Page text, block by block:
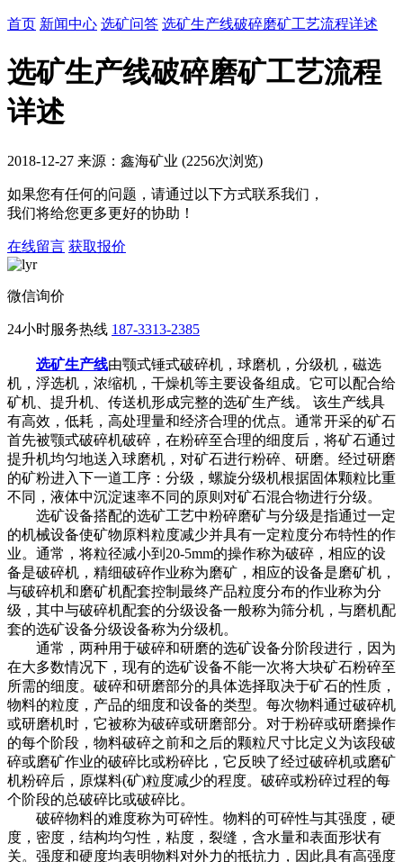
首页 新闻中心 选矿问答 选矿生产线破碎磨矿工艺流程详述
选矿生产线破碎磨矿工艺流程
详述
2018-12-27 来源：鑫海矿业 (2256次浏览)
如果您有任何的问题，请通过以下方式联系我们，
我们将给您更多更好的协助！
在线留言 获取报价
微信询价
24小时服务热线 187-3313-2385
选矿生产线由颚式锤式破碎机，球磨机，分级机，磁选
机，浮选机，浓缩机，干燥机等主要设备组成。它可以配合给
矿机、提升机、传送机形成完整的选矿生产线。 该生产线具
有高效，低耗，高处理量和经济合理的优点。通常开采的矿石
首先被颚式破碎机破碎，在粉碎至合理的细度后，将矿石通过
提升机均匀地送入球磨机，对矿石进行粉碎、研磨。经过研磨
的矿粉进入下一道工序：分级，螺旋分级机根据固体颗粒比重
不同，液体中沉淀速率不同的原则对矿石混合物进行分级。
选矿设备搭配的选矿工艺中粉碎磨矿与分级是指通过一定
的机械设备使矿物原料粒度减少并具有一定粒度分布特性的作
业。通常，将粒径减小到20-5mm的操作称为破碎，相应的设
备是破碎机，精细破碎作业称为磨矿，相应的设备是磨矿机，
与破碎机和磨矿机配套控制最终产品粒度分布的作业称为分
级，其中与破碎机配套的分级设备一般称为筛分机，与磨机配
套的选矿设备分级设备称为分级机。
通常，两种用于破碎和研磨的选矿设备分阶段进行，因为
在大多数情况下，现有的选矿设备不能一次将大块矿石粉碎至
所需的细度。破碎和研磨部分的具体选择取决于矿石的性质，
物料的粒度，产品的细度和设备的类型。每次物料通过破碎机
或研磨机时，它被称为破碎或研磨部分。对于粉碎或研磨操作
的每个阶段，物料破碎之前和之后的颗粒尺寸比定义为该段破
碎或磨矿作业的破碎比或粉碎比，它反映了经过破碎机或磨矿
机粉碎后，原煤料(矿)粒度减少的程度。破碎或粉碎过程的每
个阶段的总破碎比或破碎比。
破碎物料的难度称为可碎性。物料的可碎性与其强度，硬
度，密度，结构均匀性，粘度，裂缝，含水量和表面形状有
关。强度和硬度均表明物料对外力的抵抗力，因此具有高强度